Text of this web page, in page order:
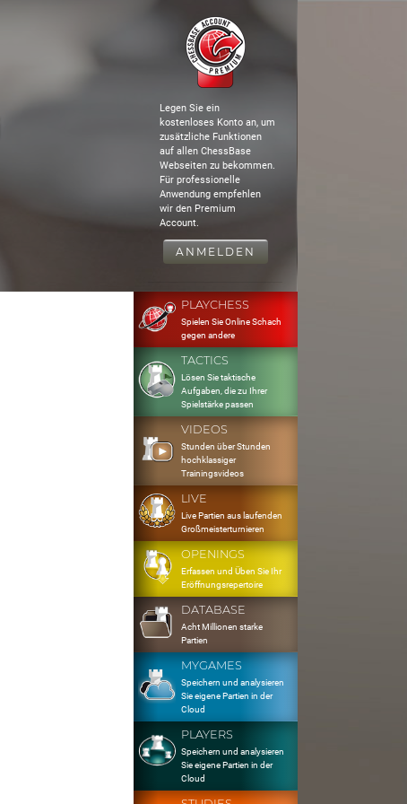
Legen Sie ein
kostenloses Konto an, um
zusätzliche Funktionen
auf allen ChessBase
Webseiten zu bekommen.
Für professionelle
Anwendung empfehlen
wir den Premium
Account.
ANMELDEN
PLAYCHESS
Spielen Sie Online Schach
gegen andere
TACTICS
Lösen Sie taktische
Aufgaben, die zu Ihrer
Spielstärke passen
VIDEOS
Stunden über Stunden
hochklassiger
Trainingsvideos
LIVE
Live Partien aus laufenden
Großmeisterturnieren
OPENINGS
Erfassen und Üben Sie Ihr
Eröffnungsrepertoire
DATABASE
Acht Millionen starke
Partien
MYGAMES
Speichern und analysieren
Sie eigene Partien in der
Cloud
PLAYERS
Speichern und analysieren
Sie eigene Partien in der
Cloud